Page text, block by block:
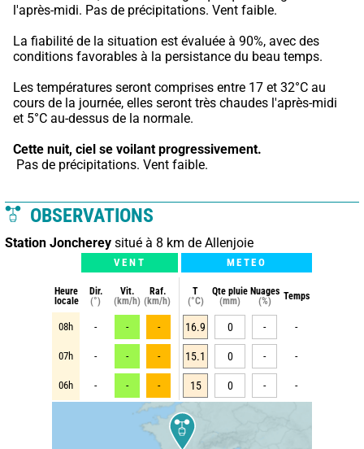
l'après-midi. Pas de précipitations. Vent faible.
La fiabilité de la situation est évaluée à 90%, avec des
conditions favorables à la persistance du beau temps.
Les températures seront comprises entre 17 et 32°C au
cours de la journée, elles seront très chaudes l'après-midi
et 5°C au-dessus de la normale.
Cette nuit, ciel se voilant progressivement.
Pas de précipitations. Vent faible.
OBSERVATIONS
Station Joncherey situé à 8 km de Allenjoie
VENT METEO
Heure
locale
Dir.
(°)
Vit.
(km/h)
Raf.
(km/h)
T
(°C)
Qte pluie
(mm)
Nuages
(%)
Temps
08h - - - 16.9 0 - -
07h - - - 15.1 0 - -
06h - - - 15 0 - -